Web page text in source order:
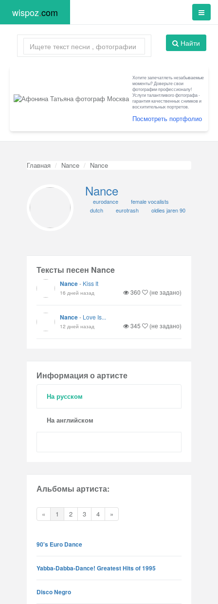
wispoz.com
Найти
Хотите запечатлеть незабываемые
моменты? Доверьте свои
фотографии профессионалу!
Услуги талантливого фотографа -
гарантия качественных снимков и
восхитительных портретов.
Посмотреть портфолио
Главная Nance Nance
Nance
eurodance
female vocalists
dutch
eurotrash oldies jaren 90
Тексты песен Nance
Nance- Kiss It
16 дней назад 360 (не задано)
Nance- Love Is...
12 дней назад 345 (не задано)
Информация о артисте
На русском
На английском
Альбомы артиста:
« 1 2 3 4 »
90's Euro Dance
Yabba-Dabba-Dance! Greatest Hits of 1995
Disco Negro